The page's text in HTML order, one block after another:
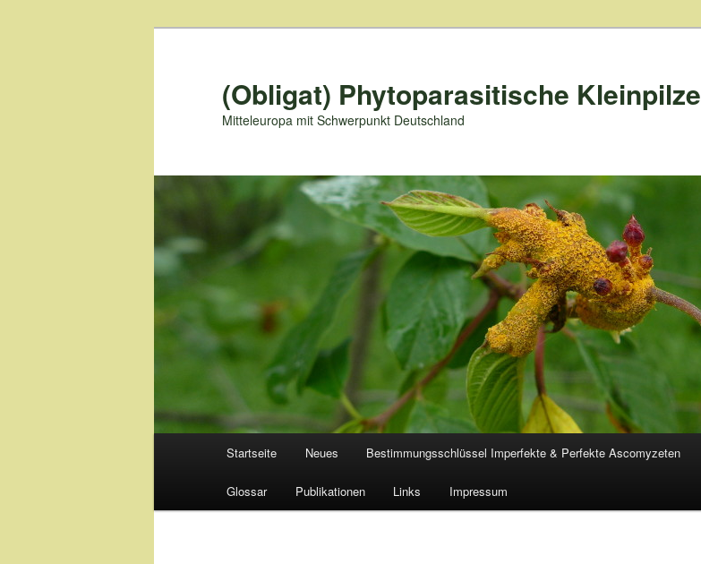
(Obligat) Phytoparasitische Kleinpilze
Mitteleuropa mit Schwerpunkt Deutschland
Startseite Neues Bestimmungsschlüssel Imperfekte & Perfekte Ascomyzeten
Glossar Publikationen Links Impressum